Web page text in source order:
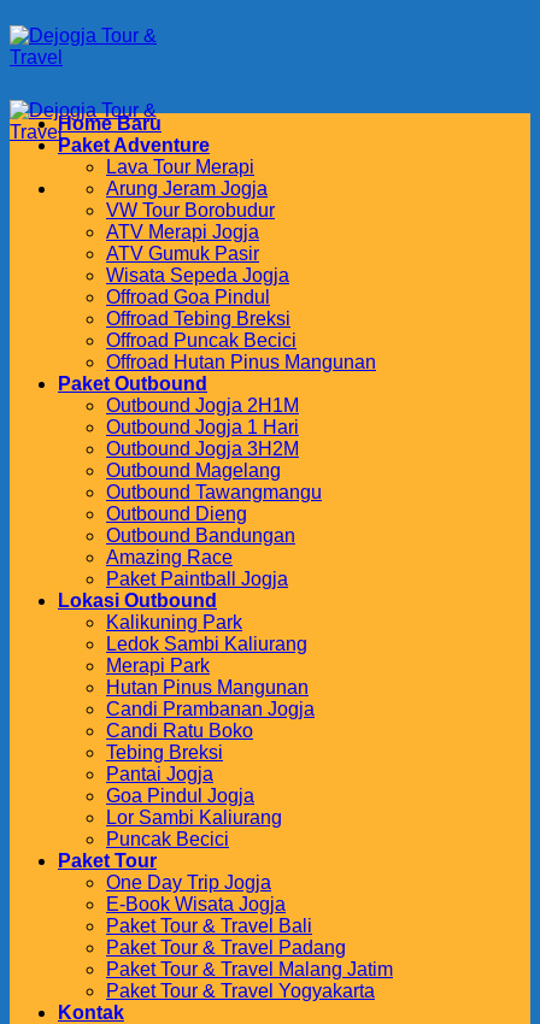
to
content
Home Baru
Paket Adventure
Lava Tour Merapi
Arung Jeram Jogja
VW Tour Borobudur
ATV Merapi Jogja
ATV Gumuk Pasir
Wisata Sepeda Jogja
Offroad Goa Pindul
Offroad Tebing Breksi
Offroad Puncak Becici
Offroad Hutan Pinus Mangunan
Paket Outbound
Outbound Jogja 2H1M
Outbound Jogja 1 Hari
Outbound Jogja 3H2M
Outbound Magelang
Outbound Tawangmangu
Outbound Dieng
Outbound Bandungan
Amazing Race
Paket Paintball Jogja
Lokasi Outbound
Kalikuning Park
Ledok Sambi Kaliurang
Merapi Park
Hutan Pinus Mangunan
Candi Prambanan Jogja
Candi Ratu Boko
Tebing Breksi
Pantai Jogja
Goa Pindul Jogja
Lor Sambi Kaliurang
Puncak Becici
Paket Tour
One Day Trip Jogja
E-Book Wisata Jogja
Paket Tour & Travel Bali
Paket Tour & Travel Padang
Paket Tour & Travel Malang Jatim
Paket Tour & Travel Yogyakarta
Kontak